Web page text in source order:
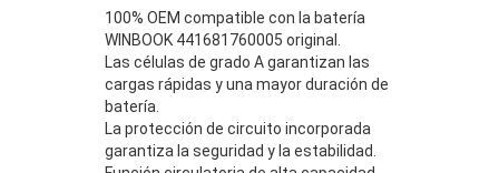
100% OEM compatible con la batería
WINBOOK 441681760005 original.
Las células de grado A garantizan las
cargas rápidas y una mayor duración de
batería.
La protección de circuito incorporada
garantiza la seguridad y la estabilidad.